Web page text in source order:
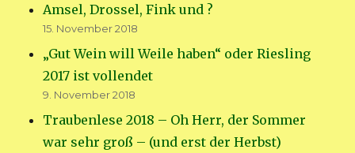
Amsel, Drossel, Fink und ?
15. November 2018
„Gut Wein will Weile haben“ oder Riesling
2017 ist vollendet
9. November 2018
Traubenlese 2018 – Oh Herr, der Sommer
war sehr groß – (und erst der Herbst)